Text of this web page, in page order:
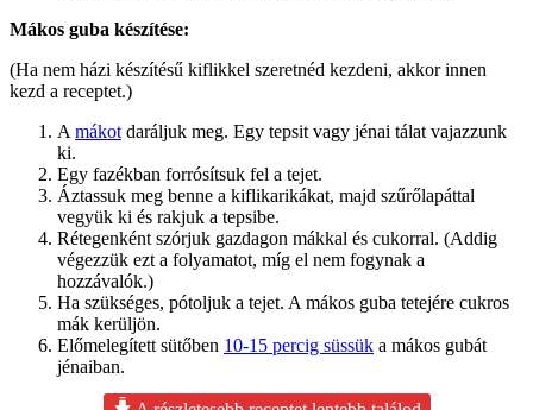
Mákos guba készítése:
(Ha nem házi készítésű kiflikkel szeretnéd kezdeni, akkor innen
kezd a receptet.)
A mákot daráljuk meg. Egy tepsit vagy jénai tálat vajazzunk
ki.
Egy fazékban forrósítsuk fel a tejet.
Áztassuk meg benne a kiflikarikákat, majd szűrőlapáttal
vegyük ki és rakjuk a tepsibe.
Rétegenként szórjuk gazdagon mákkal és cukorral. (Addig
végezzük ezt a folyamatot, míg el nem fogynak a
hozzávalók.)
Ha szükséges, pótoljuk a tejet. A mákos guba tetejére cukros
mák kerüljön.
Előmelegített sütőben 10-15 percig süssük a mákos gubát
jénaiban.